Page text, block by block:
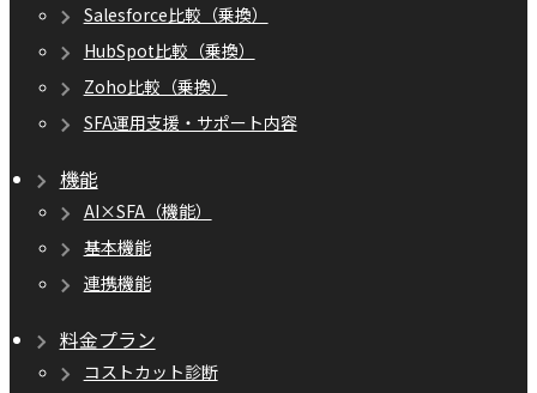
Salesforce比較（乗換）
HubSpot比較（乗換）
Zoho比較（乗換）
SFA運用支援・サポート内容
機能
AI×SFA（機能）
基本機能
連携機能
料金プラン
コストカット診断